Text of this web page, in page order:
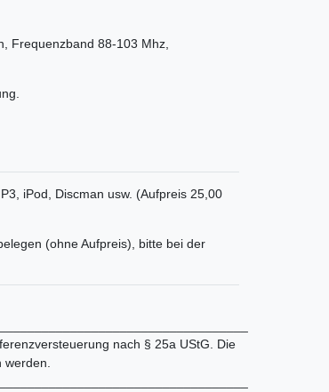
Frequenzband 88-103 Mhz,
iPod, Discman usw. (Aufpreis 25,00
(ohne Aufpreis), bitte bei der
nach § 25a UStG. Die